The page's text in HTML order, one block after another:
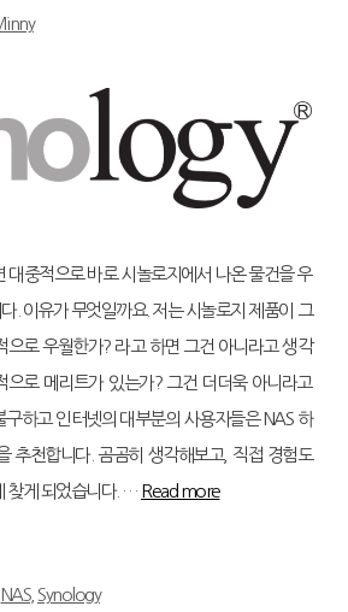
대중적으로 바로 시놀로지에서 나온 물건을 우
. 이유가 무엇일까요. 저는 시놀로지 제품이 그
으로 우월한가? 라고 하면 그건 아니라고 생각
으로 메리트가 있는가? 그건 더더욱 아니라고
구하고 인터넷의 대부분의 사용자들은 NAS 하
추천합니다. 곰곰히 생각해보고, 직접 경험도
찾게 되었습니다. … Read more
NAS, Synology